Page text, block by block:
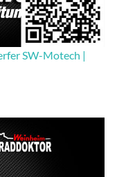
SW-Motech |